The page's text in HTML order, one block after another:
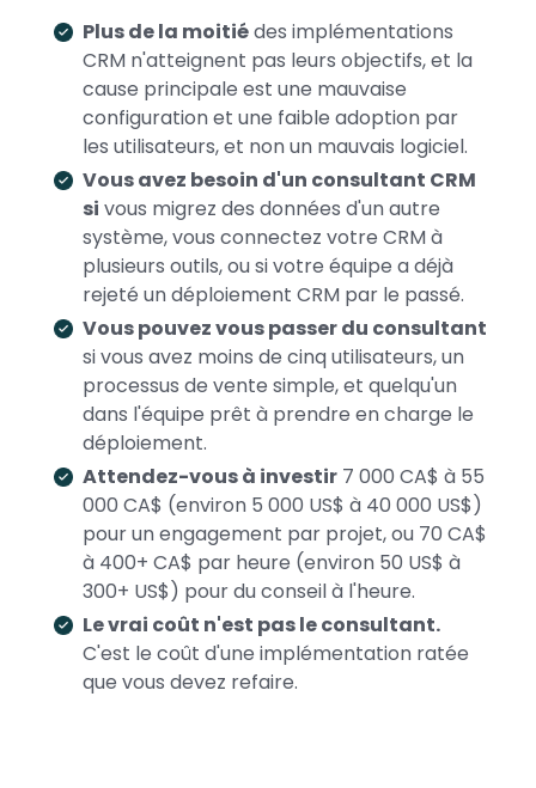
Plus de la moitiédes implémentations
CRM n'atteignent pas leurs objectifs, et la
cause principale est une mauvaise
configuration et une faible adoption par
les utilisateurs, et non un mauvais logiciel.
Vous avez besoin d'un consultant CRM
si vous migrez des données d'un autre
système, vous connectez votre CRM à
plusieurs outils, ou si votre équipe a déjà
rejeté un déploiement CRM par le passé.
Vous pouvez vous passer du consultant
si vous avez moins de cinq utilisateurs, un
processus de vente simple, et quelqu'un
dans l'équipe prêt à prendre en charge le
déploiement.
Attendez-vous à investir 7 000 CA$ à 55
000 CA$ (environ 5 000 US$ à 40 000 US$)
pour un engagement par projet, ou 70 CA$
à 400+ CA$ par heure (environ 50 US$ à
300+ US$) pour du conseil à l'heure.
Le vrai coût n'est pas le consultant.
C'est le coût d'une implémentation ratée
que vous devez refaire.